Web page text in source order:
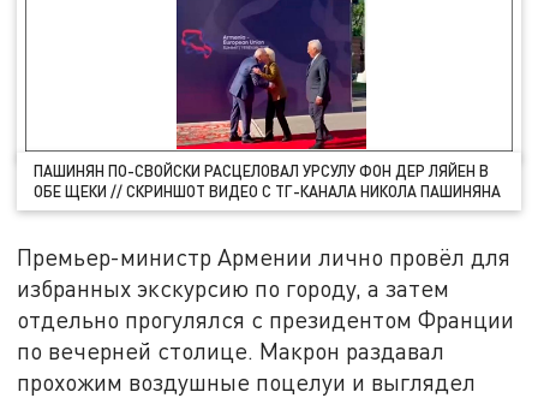
ПАШИНЯН ПО-СВОЙСКИ РАСЦЕЛОВАЛ УРСУЛУ ФОН ДЕР ЛЯЙЕН В
ОБЕ ЩЕКИ // СКРИНШОТ ВИДЕО С ТГ-КАНАЛА НИКОЛА ПАШИНЯНА
Премьер-министр Армении лично провёл для
избранных экскурсию по городу, а затем
отдельно прогулялся с президентом Франции
по вечерней столице. Макрон раздавал
прохожим воздушные поцелуи и выглядел